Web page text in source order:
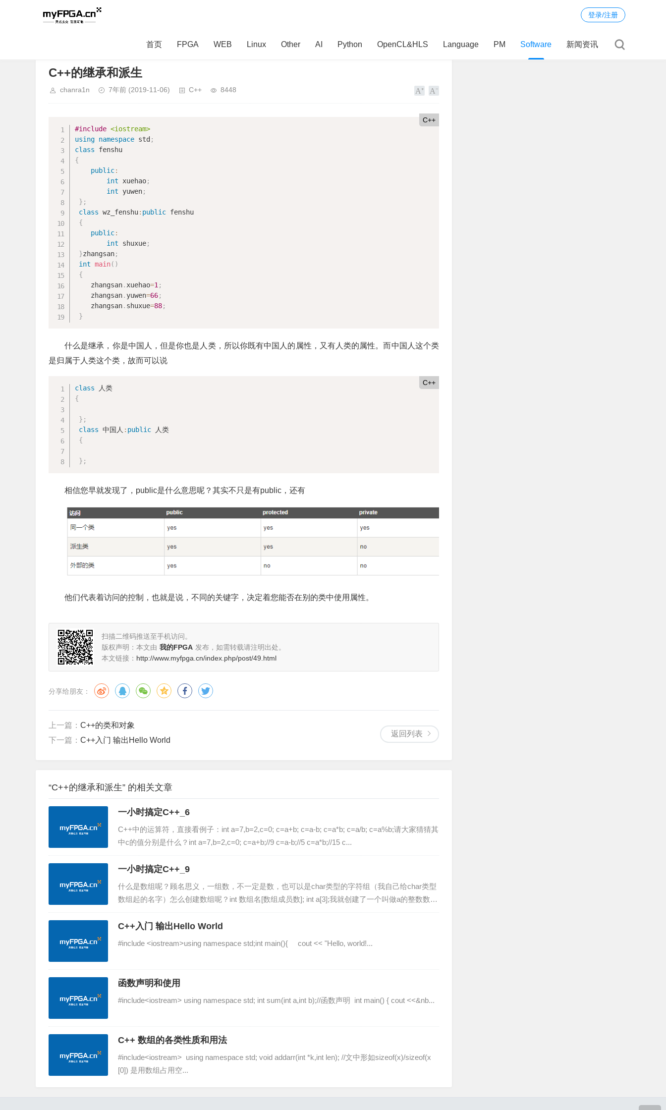
登录/注册
首页 FPGA WEB Linux Other AI Python OpenCL&HLS Language PM Software 新闻资讯
> 正文内容
C++的继承和派生
chanra1n 7年前 (2019-11-06) C++ 8448
C++
#include <iostream>
using namespace std ;
class
fenshu
{
public:
int xuehao;
int yuwen;
} ;
class wz_fenshu: public fenshu
{
public:
int shuxue;
}zhangsan;
int main( )
{
zhangsan. xuehao=1 ;
zhangsan. yuwen=66;
zhangsan. shuxue=88;
}
什么是继承，你是中国人，但是你也是人类，所以你既有中国人的属性，又有人类的属性。而中国人这个类
是归属于人类这个类，故而可以说
C++
class
{
} ;
class 中国人 : public 人类
{
} ;
相信您早就发现了，public是什么意思呢？其实不只是有public，还有
他们代表着访问的控制，也就是说，不同的关键字，决定着您能否在别的类中使用属性。
扫描二维码推送至手机访问。
版权声明：本文由 我的FPGA 发布，如需转载请注明出处。
本文链接： http://www.myfpga.cn/index.php/post/49.html
分享给朋友：
返回列表
上一篇： C++的类和对象
下一篇： C++入门 输出Hello World
“C++的继承和派生” 的相关文章
一小时搞定C++_6
C++中的运算符，直接看例子：int a=7,b=2,c=0; c=a+b; c=a-b; c=a*b; c=a/b; c=a%b;请大家猜猜其
中c的值分别是什么？int a=7,b=2,c=0; c=a+b;//9 c=a-b;//5 c=a*b;//15 c...
一小时搞定C++_9
什么是数组呢？顾名思义，一组数，不一定是数，也可以是char类型的字符组（我自己给char类型
数组起的名字）怎么创建数组呢？int 数组名[数组成员数]; int a[3];我就创建了一个叫做a的整数数
组，数组中包含3个数，我应该怎么修改a数组的值呢？a[0]=1; a[1]...
C++入门 输出Hello World
#include <iostream>using namespace std;int main(){ cout << "Hello, world!...
函数声明和使用
#include<iostream> using namespace std; int sum(int a,int b);//函数声明 int main() { cout <<&nb...
C++ 数组的各类性质和用法
#include<iostream> using namespace std; void addarr(int *k,int len); //文中形如sizeof(x)/sizeof(x
[0]) 是用数组占用空...